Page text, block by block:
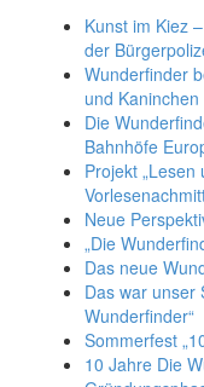
Kunst im Kiez
der
Wunderfinder
und Kaninchen
Die
Bahnhöfe
Projekt „Lesen
Neue
„Die
Das neue
Das war unser
Wunderfinder“
Sommerfest
10 Jahre Die